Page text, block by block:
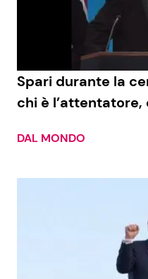
Persone Scomparse
Politica
ShowBiz
Spari durante la
chi è
DAL MONDO